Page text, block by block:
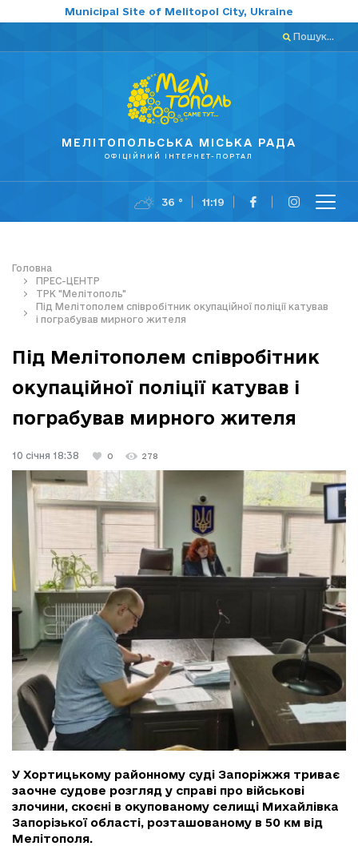
Municipal Site of Melitopol City, Ukraine
Пошук...
МЕЛІТОПОЛЬСЬКА МІСЬКА РАДА
ОФІЦІЙНИЙ ІНТЕРНЕТ-ПОРТАЛ
36 ° 11:19
Головна
ПРЕС-ЦЕНТР
ТРК "Мелітополь"
Під Мелітополем співробітник окупаційної поліції катував
і пограбував мирного жителя
Під Мелітополем співробітник
окупаційної поліції катував і
пограбував мирного жителя
10 січня 18:38 0 278
У Хортицькому районному суді Запоріжжя триває
заочне судове розгляд у справі про військові
злочини, скоєні в окупованому селищі Михайлівка
Запорізької області, розташованому в 50 км від
Мелітополя.